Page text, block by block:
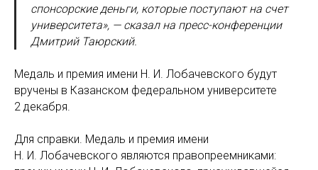
спонсорские деньги, которые поступают на счет
университета», — сказал на пресс-конференции
Дмитрий Таюрский.
Медаль и премия имени Н. И. Лобачевского будут
вручены в Казанском федеральном университете
2 декабря.
Для справки. Медаль и премия имени
Н. И. Лобачевского являются правопреемниками: